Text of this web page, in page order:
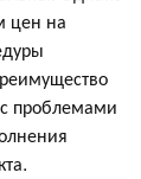
цен на
проблемами